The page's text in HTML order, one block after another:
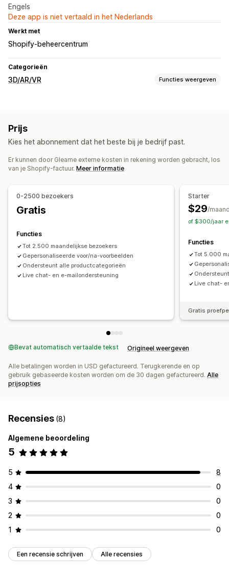
Engels
Deze app is niet vertaald in het Nederlands
Werkt met
Shopify-beheercentrum
Categorieën
3D/AR/VR Functies weergeven
Aanpassing
Texturen Thema's Bestanden uploaden
Prijs
Kies het abonnement dat het beste bij je bedrijf past.
Er kunnen door Gleame externe kosten in rekening worden gebracht, los
van je Shopify-factuur. Meer informatie
0-2500 bezoekers
Gratis
Functies
Tot 2.500 maandelijkse bezoekers
Gepersonaliseerde voor/na-voorbeelden
Ondersteunt alle productcategorieën
Live chat- en e-mailondersteuning
Starter
$29/
of $300/jaar
Functies
Tot 5.000
Live chat-
Gratis
Bevat automatisch vertaalde tekst Origineel weergeven
Alle betalingen worden in USD gefactureerd. Terugkerende en op
gebruik gebaseerde kosten worden om de 30 dagen gefactureerd. Alle
prijsopties
Recensies (8)
Algemene beoordeling
5
5
8
4
0
3
0
2
0
1
0
Een recensie schrijven Alle recensies